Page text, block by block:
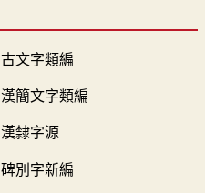
古文字類編
漢簡文字類編
漢隸字源
碑別字新編